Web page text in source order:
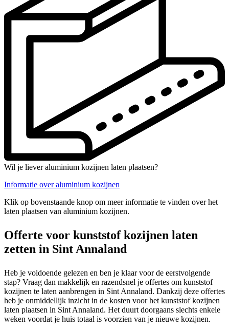
Wil je liever aluminium kozijnen laten plaatsen?
Informatie over aluminium kozijnen
Klik op bovenstaande knop om meer informatie te vinden over het
laten plaatsen van aluminium kozijnen.
Offerte voor kunststof kozijnen laten
zetten in Sint Annaland
Heb je voldoende gelezen en ben je klaar voor de eerstvolgende
stap? Vraag dan makkelijk en razendsnel je offertes om kunststof
kozijnen te laten aanbrengen in Sint Annaland. Dankzij deze offertes
heb je onmiddellijk inzicht in de kosten voor het kunststof kozijnen
laten plaatsen in Sint Annaland. Het duurt doorgaans slechts enkele
weken voordat je huis totaal is voorzien van je nieuwe kozijnen.